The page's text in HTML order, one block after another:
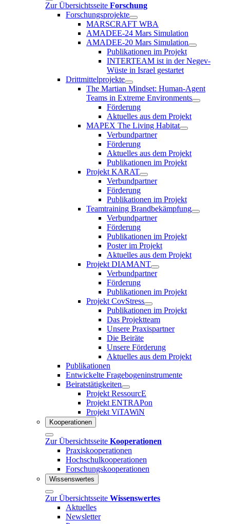
Zur Übersichtsseite Forschung
Forschungsprojekte
MARSCRAFT WBA
AMADEE-24 Mars Simulation
AMADEE-20 Mars Simulation
Publikationen im Projekt
INTERTEAM ist in der Negev-
Wüste in Israel gestartet
Drittmittelprojekte
The Martian Mindset: Human-Agent
Teams in Extreme Environments
Förderung
Aktuelles aus dem Projekt
MAPEX The Living Habitat
Verbundpartner
Förderung
Aktuelles aus dem Projekt
Publikationen im Projekt
Projekt KARAT
Verbundpartner
Förderung
Publikationen im Projekt
Teamtraining Brandbekämpfung
Verbundpartner
Förderung
Publikationen im Projekt
Poster im Projekt
Aktuelles aus dem Projekt
Projekt DIAMANT
Verbundpartner
Förderung
Publikationen im Projekt
Projekt CovStress
Publikationen im Projekt
Das Projektteam
Unsere Praxispartner
Die Beiräte
Unsere Förderung
Aktuelles aus dem Projekt
Publikationen
Entwickelte Fragebogeninstrumente
Beiratstätigkeiten
Projekt RessourcE
Projekt ENTRAPon
Projekt ViTAWiN
Kooperationen
Zur Übersichtsseite Kooperationen
Praxiskooperationen
Hochschulkooperationen
Forschungskooperationen
Wissenswertes
Zur Übersichtsseite Wissenswertes
Aktuelles
Newsletter